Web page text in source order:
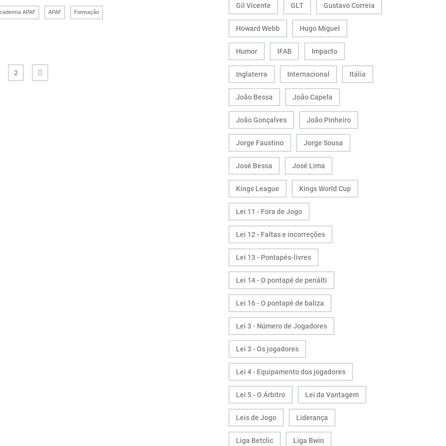
APAF APAF Formação
2
Gil Vicente GLT Gustavo Correia
Howard Webb Hugo Miguel
Humor IFAB Impacto
Inglaterra Internacional Itália
João Bessa João Capela
João Gonçalves João Pinheiro
Jorge Faustino Jorge Sousa
José Bessa José Lima
Kings League Kings World Cup
Lei 11 - Fora de Jogo
Lei 12 - Faltas e incorreções
Lei 13 - Pontapés-livres
Lei 14 - O pontapé de penálti
Lei 16 - O pontapé de baliza
Lei 3 - Número de Jogadores
Lei 3 - Os jogadores
Lei 4 - Equipamento dos jogadores
Lei 5 - O Árbitro Lei da Vantagem
Leis de Jogo Liderança
Liga Betclic Liga Bwin